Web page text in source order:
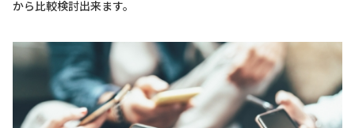
から比較検討出来ます。